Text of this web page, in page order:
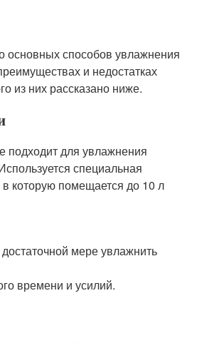
основных способов увлажнения
и недостатках
из них рассказано ниже.
подходит для увлажнения
специальная
в которую помещается до 10 л
мере увлажнить
времени и усилий.